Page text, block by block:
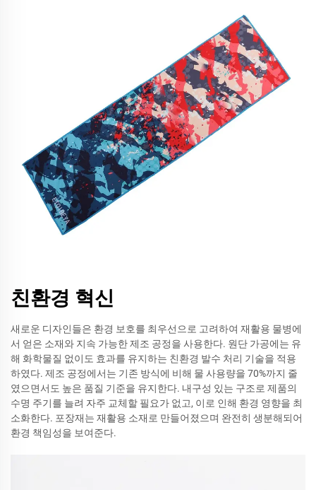
친환경 혁신
새로운 디자인들은 환경 보호를 최우선으로 고려하여 재활용 물병에
서 얻은 소재와 지속 가능한 제조 공정을 사용한다. 원단 가공에는 유
해 화학물질 없이도 효과를 유지하는 친환경 발수 처리 기술을 적용
하였다. 제조 공정에서는 기존 방식에 비해 물 사용량을 70%까지 줄
였으면서도 높은 품질 기준을 유지한다. 내구성 있는 구조로 제품의
수명 주기를 늘려 자주 교체할 필요가 없고, 이로 인해 환경 영향을 최
소화한다. 포장재는 재활용 소재로 만들어졌으며 완전히 생분해되어
환경 책임성을 보여준다.